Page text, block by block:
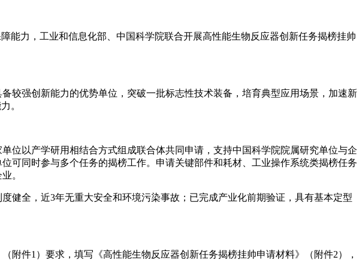
能力，工业和信息化部、中国科学院联合开展高性能生物反应器创新任务揭榜挂帅
较强创新能力的优势单位，突破一批标志性技术装备，培育典型应用场景，加速新
。
位以产学研用相结合方式组成联合体共同申请，支持中国科学院院属研究单位与企
可同时参与多个任务的揭榜工作。申请关键部件和耗材、工业操作系统类揭榜任务
。
健全，近3年无重大安全和环境污染事故；已完成产业化前期验证，具有基本定型
附件1）要求，填写《高性能生物反应器创新任务揭榜挂帅申请材料》（附件2），